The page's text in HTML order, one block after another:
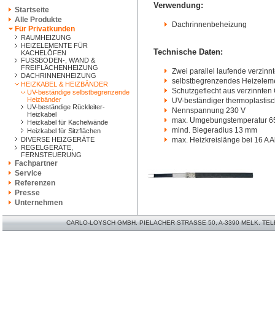
Startseite
Alle Produkte
Für Privatkunden
RAUMHEIZUNG
HEIZELEMENTE FÜR
KACHELÖFEN
FUSSBODEN-, WAND &
FREIFLÄCHENHEIZUNG
DACHRINNENHEIZUNG
HEIZKABEL & HEIZBÄNDER
UV-beständige selbstbegrenzende
Heizbänder
UV-beständige Rückleiter-
Heizkabel
Heizkabel für Kachelwände
Heizkabel für Sitzflächen
DIVERSE HEIZGERÄTE
REGELGERÄTE,
FERNSTEUERUNG
Fachpartner
Service
Referenzen
Presse
Unternehmen
Verwendung:
Dachrinnenbeheizung
Technische Daten:
Zwei parallel laufende
selbstbegrenzendes
Schutzgeflecht aus verzinnten
UV-beständiger
Nennspannung 230 V
max. Umgebungstemperatur
mind. Biegeradius 13 mm
max. Heizkreislänge bei 16 A
CARLO-LOYSCH GMBH. PIELACHER STRASSE 50, A-3390 MELK.